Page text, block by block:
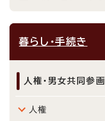
暮らし・手続き
人権・男女共同参画
人権